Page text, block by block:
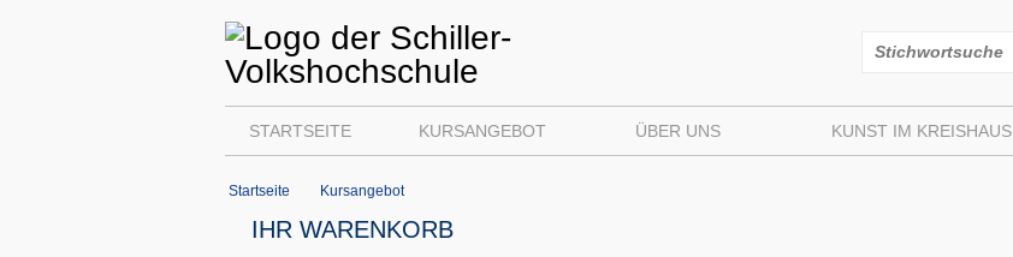
STARTSEITE KURSANGEBOT ÜBER UNS KUNST IM KREISHAUS
Startseite Kursangebot
IHR WARENKORB